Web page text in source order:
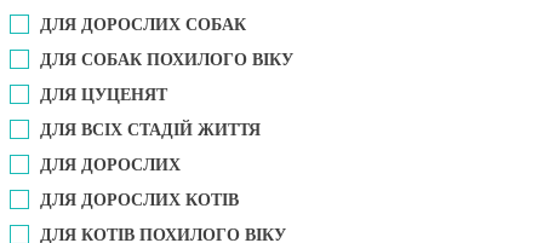
ДЛЯ ДОРОСЛИХ СОБАК
ДЛЯ СОБАК ПОХИЛОГО ВІКУ
ДЛЯ ЦУЦЕНЯТ
ДЛЯ ВСІХ СТАДІЙ ЖИТТЯ
ДЛЯ ДОРОСЛИХ
ДЛЯ ДОРОСЛИХ КОТІВ
ДЛЯ КОТІВ ПОХИЛОГО ВІКУ